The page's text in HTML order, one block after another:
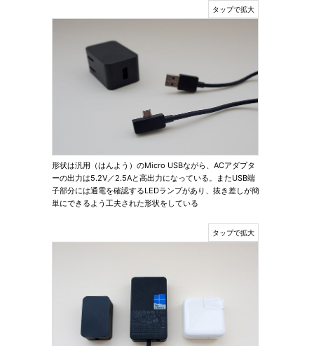
形状は汎用（はんよう）のMicro USBながら、ACアダプタ
ーの出力は5.2V／2.5Aと高出力になっている。またUSB端
子部分には通電を確認するLEDランプがあり、抜き差しが簡
単にできるよう工夫された形状をしている